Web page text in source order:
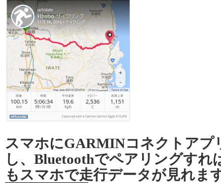
スマホにGARMINコネクトアプ
し、Bluetoothでペアリングすれ
もスマホで走行データが見れま